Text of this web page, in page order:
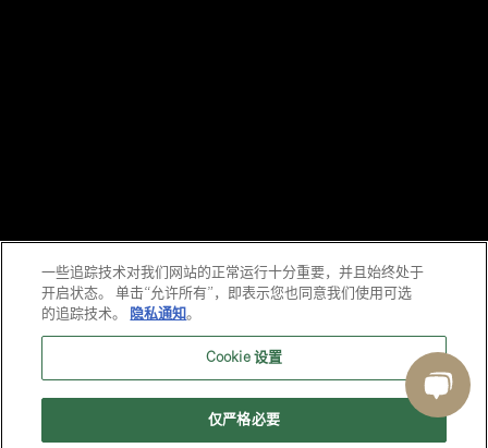
一些追踪技术对我们网站的正常运行十分重要，并且始终处于
开启状态。 单击“允许所有”，即表示您也同意我们使用可选
的追踪技术。
隐私通知。
Cookie 设置
仅严格必要